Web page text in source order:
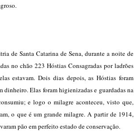
de Santa Catarina de Sena, durante a noite de
no chão 223 Hóstias Consagradas por ladrões
estavam. Dois dias depois, as Hóstias foram
dinheiro. Elas foram higienizadas e guardadas na
e logo o milagre aconteceu, visto que,
o que é um grande milagre. A partir de 1914,
pão em perfeito estado de conservação.